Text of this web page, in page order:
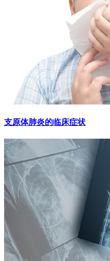
支原体肺炎的临床症状